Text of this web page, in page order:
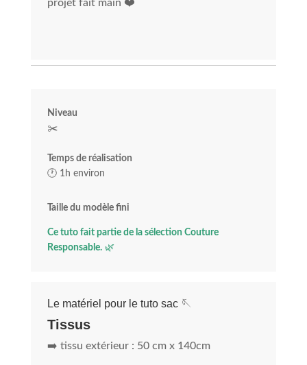
projet fait main ❤️
Niveau
✂️
Temps de réalisation
🕐 1h environ
Taille du modèle fini
Ce tuto fait partie de la sélection Couture
Responsable.🌿
Le matériel pour le tuto sac 🪡
Tissus
➡️ tissu extérieur : 50 cm x 140cm